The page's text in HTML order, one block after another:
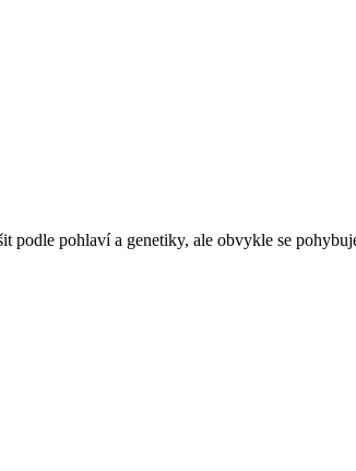
podle pohlaví a genetiky, ale obvykle se